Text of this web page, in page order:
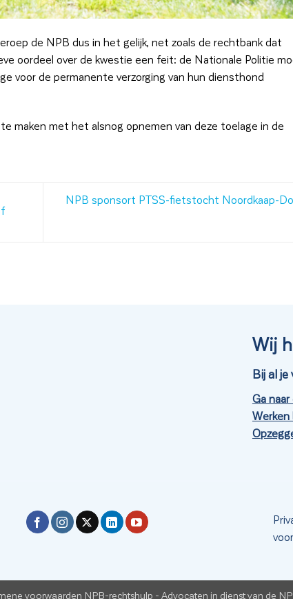
de NPB dus in het gelijk, net zoals de rechtbank dat
oordeel over de kwestie een feit: de Nationale Politie
voor de permanente verzorging van hun diensthond
maken met het alsnog opnemen van deze toelage in de
NPB sponsort PTSS-fietstocht Noordkaap-
Wij
Bij al
Ga
Werken
voorwaarden NPB-rechtshulp - Advocaten in dienst van de